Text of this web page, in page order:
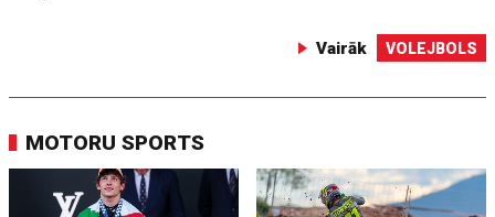
Vairāk VOLEJBOLS
MOTORU SPORTS